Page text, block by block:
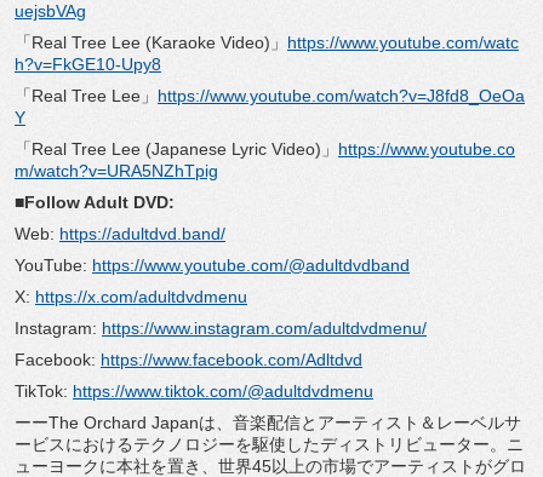
uejsbVAg
「Real Tree Lee (Karaoke Video)」 https://www.youtube. com/watc
h?v=FkGE10-Upy8
「Real Tree Lee」 https://www.youtube.com/watch?v=J8fd8_OeOa
Y
「Real Tree Lee (Japanese Lyric Video)」 https://www.youtube. co
m/watch?v=URA5NZhTpig
■Follow Adult DVD:
Web: https://adultdvd.band/
YouTube: https://www.youtube.com/@adultdvdband
X: https://x.com/adultdvdmenu
Instagram: https://www.instagram.com/adultdvdmenu/
Facebook: https://www.facebook.com/Adltdvd
TikTok: https://www.tiktok.com/@adultdvdmenu
ーーThe Orchard Japanは、音楽配信とアーティスト＆ レーベルサ
ービスにおけるテクノロジーを駆使したディストリビュ ーター。ニ
ューヨークに本社を置き、 世界45以上の市場でアーティストがグロ